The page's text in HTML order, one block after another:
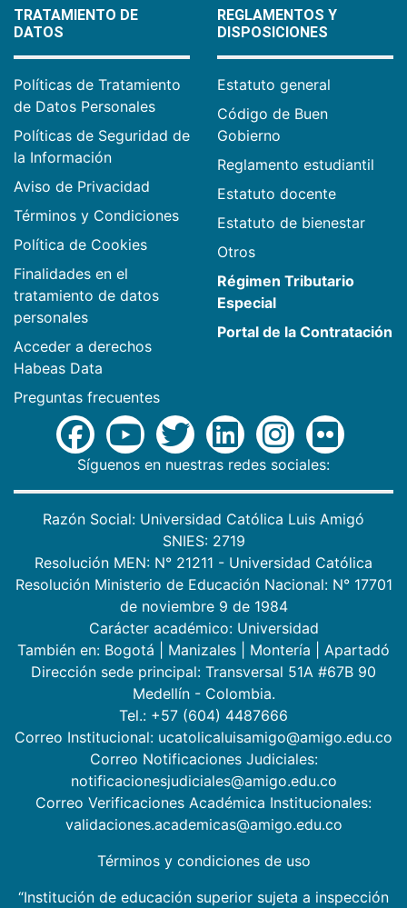
TRATAMIENTO DE
DATOS
Políticas de Tratamiento
de Datos Personales
Políticas de Seguridad de
la Información
Aviso de Privacidad
Términos y Condiciones
Política de Cookies
Finalidades en el
tratamiento de datos
personales
Acceder a derechos
Habeas Data
Preguntas frecuentes
REGLAMENTOS Y
DISPOSICIONES
Estatuto general
Código de Buen
Gobierno
Reglamento estudiantil
Estatuto docente
Estatuto de bienestar
Otros
Régimen Tributario
Especial
Portal de la Contratación
Síguenos en nuestras redes sociales:
Razón Social: Universidad Católica Luis Amigó
SNIES: 2719
Resolución MEN: N° 21211 - Universidad Católica
Resolución Ministerio de Educación Nacional: N° 17701
de noviembre 9 de 1984
Carácter académico: Universidad
También en: Bogotá Manizales Montería
Apartadó
Dirección sede principal: Transversal 51A #67B 90
Medellín - Colombia.
Tel.: +57 (604) 4487666
Correo Institucional: ucatolicaluisamigo@amigo.edu.co
Correo Notificaciones Judiciales:
notificacionesjudiciales@amigo.edu.co
Correo Verificaciones Académica Institucionales:
validaciones.academicas@amigo.edu.co
Términos y condiciones de uso
“Institución de educación superior sujeta a inspección